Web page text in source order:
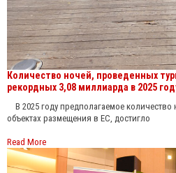
Количество ночей, проведенных
рекордных 3,08 миллиарда в 2025
В 2025 году предполагаемое
объектах размещения в ЕС, достигло
Read More